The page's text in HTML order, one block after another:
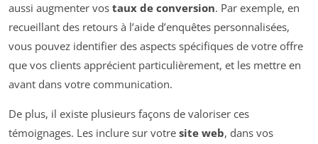
aussi augmenter vos taux de conversion. Par exemple, en
recueillant des retours à l’aide d’enquêtes personnalisées,
vous pouvez identifier des aspects spécifiques de votre offre
que vos clients apprécient particulièrement, et les mettre en
avant dans votre communication.
De plus, il existe plusieurs façons de valoriser ces
témoignages. Les inclure sur votre site web, dans vos